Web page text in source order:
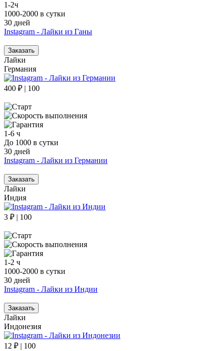
1-2ч
1000-2000 в сутки
30 дней
Instagram - Лайки из Ганы
Заказать
Лайки
Германия
400 ₽ | 100
1-6 ч
До 1000 в сутки
30 дней
Instagram - Лайки из Германии
Заказать
Лайки
Индия
3 ₽ | 100
1-2 ч
1000-2000 в сутки
30 дней
Instagram - Лайки из Индии
Заказать
Лайки
Индонезия
12 ₽ | 100